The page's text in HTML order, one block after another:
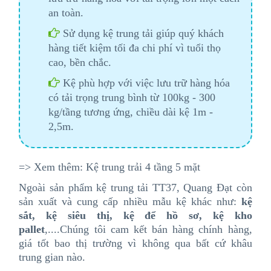
an toàn.
Sử dụng kệ trung tải giúp quý khách
hàng tiết kiệm tối đa chi phí vì tuổi thọ
cao, bền chắc.
Kệ phù hợp với việc lưu trữ hàng hóa
có tải trọng trung bình từ 100kg - 300
kg/tầng tương ứng, chiều dài kệ 1m -
2,5m.
=> Xem thêm:Kệ trung trải 4 tầng 5 mặt
Ngoài sản phẩm kệ trung tải TT37, Quang Đạt còn
sản xuất và cung cấp nhiều mẫu kệ khác như: kệ
sắt, kệ siêu thị, kệ để hồ sơ, kệ kho
pallet,....Chúng tôi cam kết bán hàng chính hàng,
giá tốt bao thị trường vì không qua bất cứ khâu
trung gian nào.